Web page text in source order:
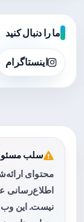
ما را دنبال کنید
اینستاگرام
سلب
محتوای
نیست. این